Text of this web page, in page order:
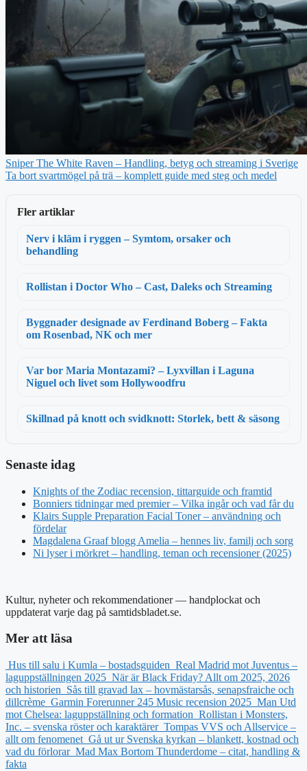
Sniper The White Raven – Handling, betyg och streaming i Sverige
Ta bort svartmögel på trä – komplett guide med steg och medel
Fler artiklar
Nerv i kläm i ryggen – Symtom, orsaker och
behandling
Rollistan i Doctor Who – Cast, Daleks och Streaming
Byggnader designade av Ferdinand Boberg – Fakta
om Rosenbad, NK och mer
Var bor Maria Montazami? – Lyxvillan i Laguna
Niguel och livet som Hollywoodfru
Skillnad på knott och svidknott: Storlek, bett & säsong
Senaste idag
Knights of the Zodiac recension, tittarguide och framtid
Bonniers tidningar med premier – Vilka ingår och vad får du
Klairs Supple Preparation Facial Toner – användning och
fördelar
Magdalena Graaf blogg Amelia – hennes liv, familj och sorg
Ni lyser i mörkret – handling, teman och recensioner (2025)
Kultur, nyheter och rekommendationer — handplockat och
uppdaterat varje dag på samtidsbladet.se.
Mer att läsa
Hus till salu i Kumla – bostadsguiden Real Madrid mot Juventus –
laguppställningen 2025 När är Black Friday? Allt om 2025, 2026
och historien Sås till gravad lax – hovmästarsås, senapsfraiche och
dillcrème Garmin Forerunner 245 Music recension 2025 Man Utd
mot Chelsea: laguppställning och formation Rollistan i Monsters,
Inc. – svenska röster och karaktärer Tompas VVS och Allservice –
allt om fenomenet Gå ut ur Svenska kyrkan – blankett, kostnad och
vad du förlorar Mad Max Bortom Thunderdome – citat, handling &
fakta